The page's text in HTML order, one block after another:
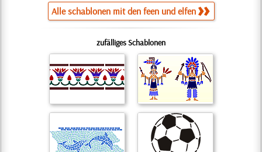
Alle schablonen mit den feen und elfen
zufälliges Schablonen